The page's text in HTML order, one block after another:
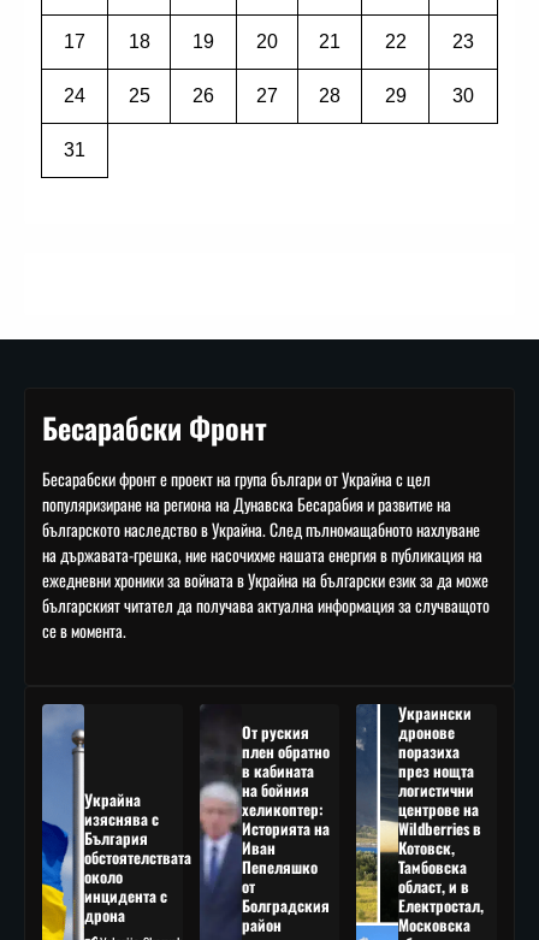
17 18 19 20 21 22 23
24 25 26 27 28 29 30
31
Бесарабски Фронт
Бесарабски фронт е проект на група българи от Украйна с цел
популяризиране на региона на Дунавска Бесарабия и развитие на
българското наследство в Украйна. След пълномащабното нахлуване
на държавата-грешка, ние насочихме нашата енергия в публикация на
ежедневни хроники за войната в Украйна на български език за да може
българският читател да получава актуална информация за случващото
се в момента.
Украйна
изяснява с
България
обстоятелствата
около
инцидента с
дрона
От руския
плен обратно
в кабината
на бойния
хеликоптер:
Историята на
Иван
Пепеляшко
от
Болградския
район
Украински
дронове
поразиха
през нощта
логистични
центрове на
Wildberries в
Котовск,
Тамбовска
област, и в
Електростал,
Московска